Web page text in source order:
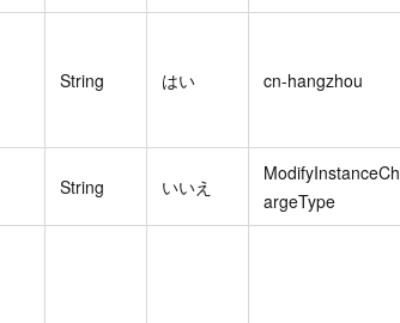
String はい cn-hangzhou
String いいえ
ModifyInstanceCh
argeType